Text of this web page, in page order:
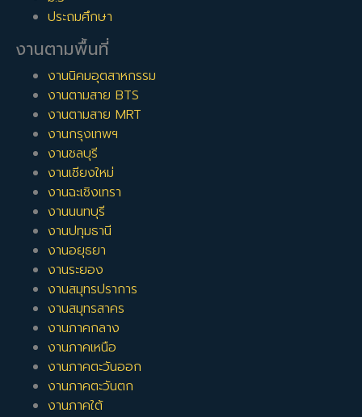
ประถมศึกษา
งานตามพื้นที่
งานนิคมอุตสาหกรรม
งานตามสาย BTS
งานตามสาย MRT
งานกรุงเทพฯ
งานชลบุรี
งานเชียงใหม่
งานฉะเชิงเทรา
งานนนทบุรี
งานปทุมธานี
งานอยุธยา
งานระยอง
งานสมุทรปราการ
งานสมุทรสาคร
งานภาคกลาง
งานภาคเหนือ
งานภาคตะวันออก
งานภาคตะวันตก
งานภาคใต้